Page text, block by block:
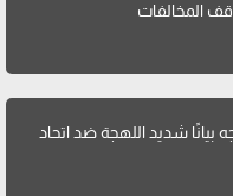
المخالفات
بيانًا شديد اللهجة ضد اتحاد